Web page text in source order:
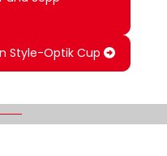
Style-Optik Cup